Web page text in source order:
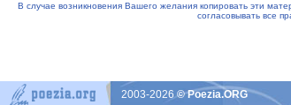
В случае возникновения Вашего желания копировать эти
согласовывать все
2003-2026© Poezia.ORG